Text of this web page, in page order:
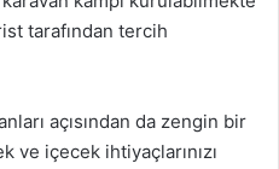
tarafından tercih
açısından da zengin bir
ve içecek ihtiyaçlarınızı